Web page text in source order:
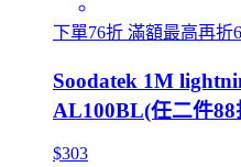
下單76折 滿額最高再折
Soodatek 1M
AL100BL(任二件88
$303